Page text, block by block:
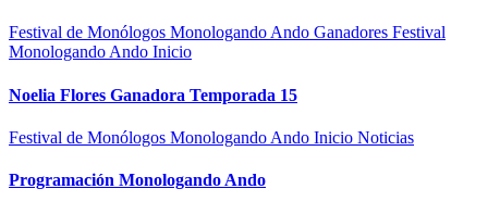
Festival de Monólogos Monologando Ando Ganadores Festival
Monologando Ando Inicio
Noelia Flores Ganadora Temporada 15
Festival de Monólogos Monologando Ando Inicio Noticias
Programación Monologando Ando